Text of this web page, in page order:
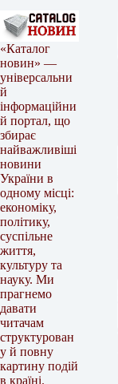
«Каталог
новин» —
універсальни
й
інформаційни
й портал, що
збирає
найважливіші
новини
України в
одному місці:
економіку,
політику,
суспільне
життя,
культуру та
науку. Ми
прагнемо
давати
читачам
структурован
у й повну
картину подій
в країні.